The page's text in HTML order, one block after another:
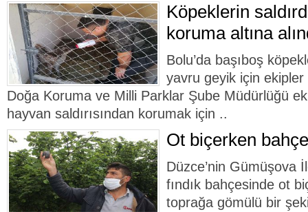
Köpeklerin
koruma altına
Bolu’da başıboş
yavru geyik için
Doğa Koruma ve Milli Parklar Şube Müdürlüğü
hayvan saldırısından korumak için ..
Ot biçerken
Düzce’nin Gümüşova
fındık bahçesinde ot
toprağa gömülü bir